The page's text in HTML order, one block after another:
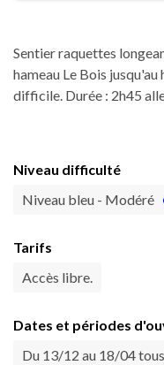
Sentier raquettes
hameau Le Bois jusqu'au
difficile. Durée : 2h45
Niveau difficulté
Niveau bleu - Modéré
Tarifs
Accès libre.
Dates et périodes
Du 13/12 au 18/04